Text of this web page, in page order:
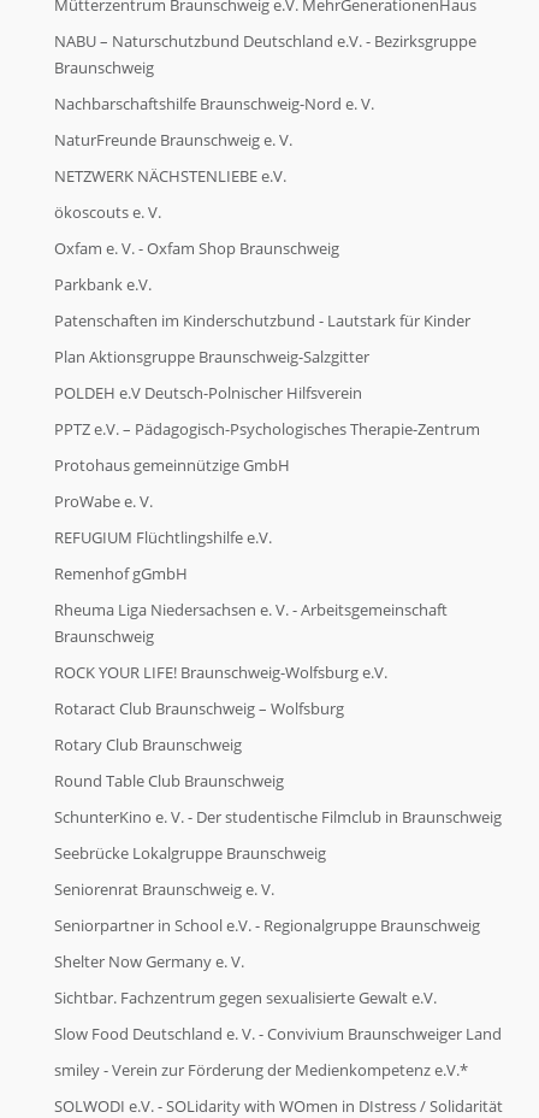
Mütterzentrum Braunschweig e.V. MehrGenerationenHaus
NABU – Naturschutzbund Deutschland e.V. - Bezirksgruppe
Braunschweig
Nachbarschaftshilfe Braunschweig-Nord e. V.
NaturFreunde Braunschweig e. V.
NETZWERK NÄCHSTENLIEBE e.V.
ökoscouts e. V.
Oxfam e. V. - Oxfam Shop Braunschweig
Parkbank e.V.
Patenschaften im Kinderschutzbund - Lautstark für Kinder
Plan Aktionsgruppe Braunschweig-Salzgitter
POLDEH e.V Deutsch-Polnischer Hilfsverein
PPTZ e.V. – Pädagogisch-Psychologisches Therapie-Zentrum
Protohaus gemeinnützige GmbH
ProWabe e. V.
REFUGIUM Flüchtlingshilfe e.V.
Remenhof gGmbH
Rheuma Liga Niedersachsen e. V. - Arbeitsgemeinschaft
Braunschweig
ROCK YOUR LIFE! Braunschweig-Wolfsburg e.V.
Rotaract Club Braunschweig – Wolfsburg
Rotary Club Braunschweig
Round Table Club Braunschweig
SchunterKino e. V. - Der studentische Filmclub in Braunschweig
Seebrücke Lokalgruppe Braunschweig
Seniorenrat Braunschweig e. V.
Seniorpartner in School e.V. - Regionalgruppe Braunschweig
Shelter Now Germany e. V.
Sichtbar. Fachzentrum gegen sexualisierte Gewalt e.V.
Slow Food Deutschland e. V. - Convivium Braunschweiger Land
smiley - Verein zur Förderung der Medienkompetenz e.V.*
SOLWODI e.V. - SOLidarity with WOmen in DIstress / Solidarität